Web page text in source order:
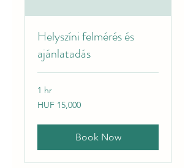
Helyszíni felmérés és
ajánlatadás
1 hr
15,000
Hungarian
HUF 15,000
Book Now